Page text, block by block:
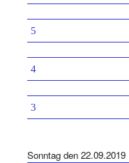
5
4
3
Sonntag den 22.09.2019